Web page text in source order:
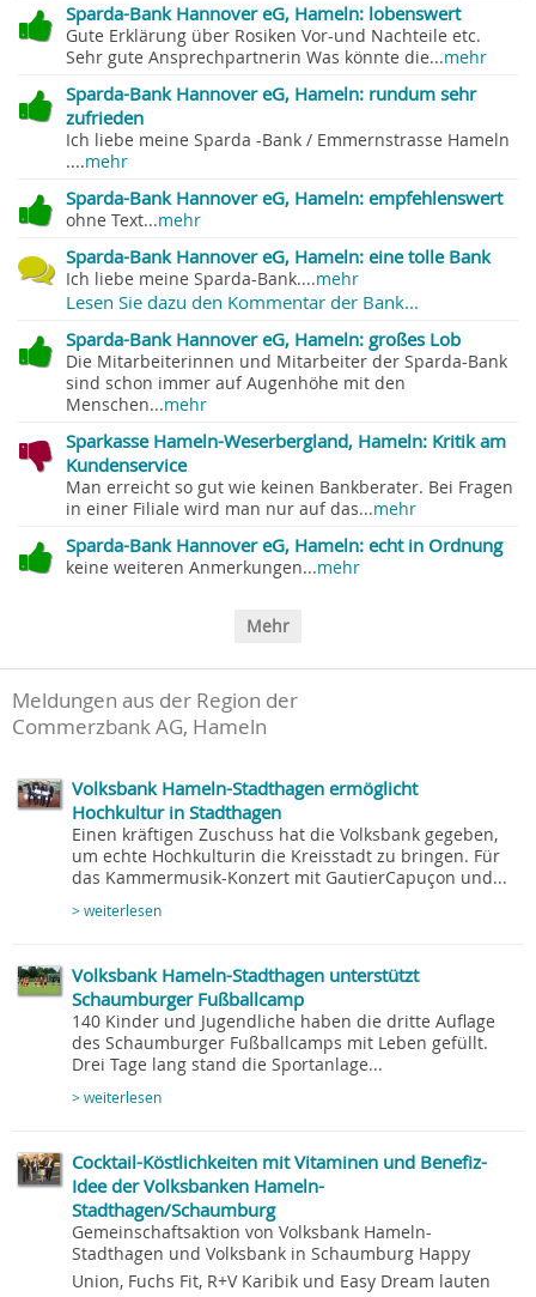
Sparda-Bank Hannover eG, Hameln: lobenswert
Gute Erklärung über Rosiken Vor-und Nachteile etc.
Sehr gute Ansprechpartnerin Was könnte die...mehr
Sparda-Bank Hannover eG, Hameln: rundum sehr
zufrieden
Ich liebe meine Sparda -Bank / Emmernstrasse Hameln
....mehr
Sparda-Bank Hannover eG, Hameln: empfehlenswert
ohne Text...mehr
Sparda-Bank Hannover eG, Hameln: eine tolle Bank
Ich liebe meine Sparda-Bank....mehr
Lesen Sie dazu den Kommentar der Bank...
Sparda-Bank Hannover eG, Hameln: großes Lob
Die Mitarbeiterinnen und Mitarbeiter der Sparda-Bank
sind schon immer auf Augenhöhe mit den
Menschen...mehr
Sparkasse Hameln-Weserbergland, Hameln: Kritik am
Kundenservice
Man erreicht so gut wie keinen Bankberater. Bei Fragen
in einer Filiale wird man nur auf das...mehr
Sparda-Bank Hannover eG, Hameln: echt in Ordnung
keine weiteren Anmerkungen...mehr
Mehr
Meldungen aus der Region der
Commerzbank AG, Hameln
Volksbank Hameln-Stadthagen ermöglicht
Hochkultur in Stadthagen
Einen kräftigen Zuschuss hat die Volksbank gegeben,
um echte Hochkulturin die Kreisstadt zu bringen. Für
das Kammermusik-Konzert mit GautierCapuçon und...
> weiterlesen
Volksbank Hameln-Stadthagen unterstützt
Schaumburger Fußballcamp
140 Kinder und Jugendliche haben die dritte Auflage
des Schaumburger Fußballcamps mit Leben gefüllt.
Drei Tage lang stand die Sportanlage...
> weiterlesen
Cocktail-Köstlichkeiten mit Vitaminen und Benefiz-
Idee der Volksbanken Hameln-
Stadthagen/Schaumburg
Gemeinschaftsaktion von Volksbank Hameln-
Stadthagen und Volksbank in Schaumburg Happy
Union, Fuchs Fit, R+V Karibik und Easy Dream lauten